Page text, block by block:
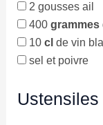
2 goussesail
400 grammes
10 cl de vin
sel et poivre
Ustensiles